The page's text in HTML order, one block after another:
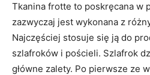
Tkanina frotte to poskręcana w
zazwyczaj jest wykonana z
Najczęściej stosuje się ją do
szlafroków i pościeli. Szlafrok
główne zalety. Po pierwsze ze